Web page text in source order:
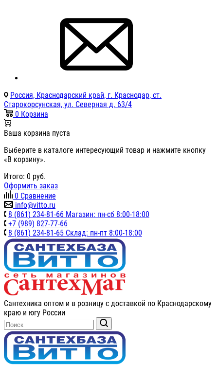
Россия, Краснодарский край, г. Краснодар, ст.
Старокорсунская, ул. Северная д. 63/4
0 Корзина
Ваша корзина пуста
Выберите в каталоге интересующий товар и нажмите кнопку
«В корзину».
Итого: 0 руб.
Оформить заказ
0 Сравнение
info@vitto.ru
8 (861) 234-81-66 Магазин: пн-сб 8:00-18:00
+7 (989) 827-77-66
8 (861) 234-81-65 Склад: пн-пт 8:00-18:00
Сантехника оптом и в розницу с доставкой по Краснодарскому
краю и югу России